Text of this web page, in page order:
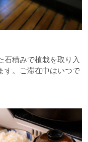
石積みで植栽を取り入
す。ご滞在中はいつで